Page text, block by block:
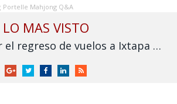
Portelle Mahjong Q&A
LO MAS VISTO
Morelia va por el regreso de vuelos a Ixtapa y Puerto Vallarta
GoogleTwitterFacebookLinkedInRSS